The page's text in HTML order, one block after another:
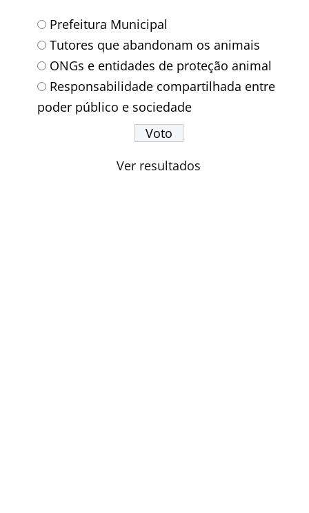
Prefeitura Municipal
Tutores que abandonam os animais
ONGs e entidades de proteção animal
Responsabilidade compartilhada entre
poder público e sociedade
Ver resultados